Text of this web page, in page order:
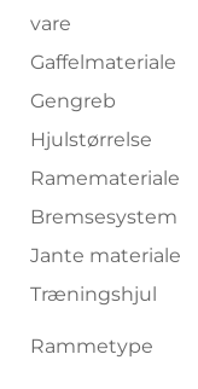
vare
Gaffelmateriale
Gengreb
Hjulstørrelse
Ramemateriale
Bremsesystem
Jante materiale
Træningshjul
Rammetype